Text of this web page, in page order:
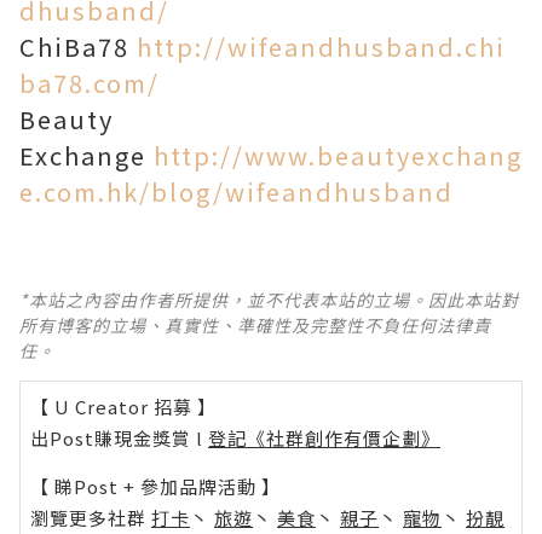
dhusband/
ChiBa78 http://wifeandhusband.chi
ba78.com/
Beauty
Exchange http://www.beautyexchang
e.com.hk/blog/wifeandhusband
*本站之內容由作者所提供，並不代表本站的立場。因此本站對
所有博客的立場、真實性、準確性及完整性不負任何法律責
任。
【 U Creator 招募 】
出Post賺現金獎賞 l 登記《社群創作有價企劃》
【 睇Post + 參加品牌活動 】
瀏覽更多社群 打卡 丶 旅遊 丶 美食 丶 親子 丶 寵物 丶 扮靚